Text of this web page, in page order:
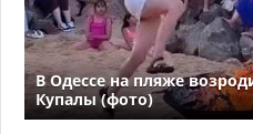
В Одессе на пляже
Купалы (фото)